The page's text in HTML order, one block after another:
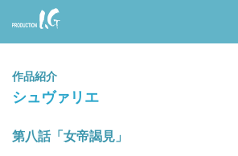
Prod
uctio
n I.G
作品紹介
シュヴァリエ
第八話「女帝謁見」